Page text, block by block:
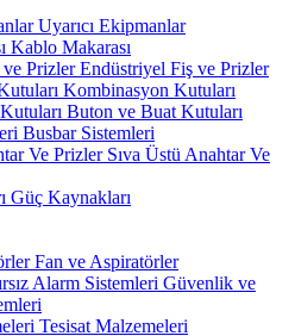
Uyarıcı Ekipmanlar
Kablo Makarası
Endüstriyel Fiş ve Prizler
Kombinasyon Kutuları
Buton ve Buat Kutuları
Busbar Sistemleri
Sıva Üstü Anahtar Ve
Güç Kaynakları
Fan ve Aspiratörler
Güvenlik ve
Tesisat Malzemeleri